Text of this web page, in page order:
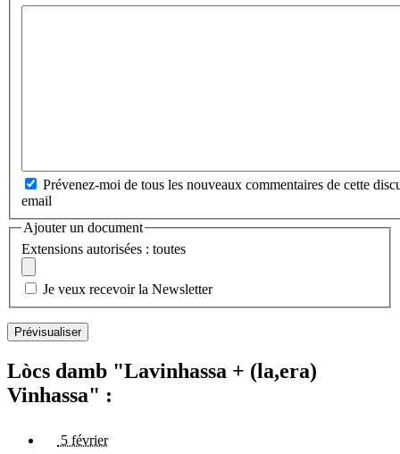
Prévenez-moi de tous les nouveaux commentaires de cette
email
Ajouter un document
Extensions autorisées : toutes
Je veux recevoir la Newsletter
Lòcs damb "Lavinhassa + (la,era)
Vinhassa" :
5 février